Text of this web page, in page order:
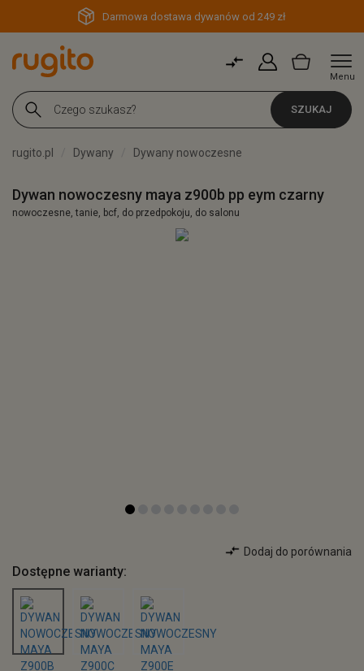
Darmowa dostawa dywanów od 249 zł
Menu
SZUKAJ
rugito.pl Dywany Dywany nowoczesne
Dywan nowoczesny maya z900b pp eym czarny
nowoczesne, tanie, bcf, do przedpokoju, do salonu
Dodaj do porównania
Dostępne warianty: